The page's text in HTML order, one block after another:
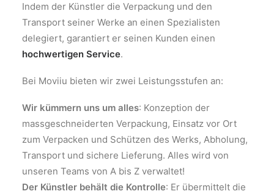
Indem der Künstler die Verpackung und den
Transport seiner Werke an einen Spezialisten
delegiert, garantiert er seinen Kunden einen
hochwertigen Service.
Bei Moviiu bieten wir zwei Leistungsstufen an:
Wir kümmern uns um alles: Konzeption der
massgeschneiderten Verpackung, Einsatz vor Ort
zum Verpacken und Schützen des Werks, Abholung,
Transport und sichere Lieferung. Alles wird von
unseren Teams von A bis Z verwaltet!
Der Künstler behält die Kontrolle: Er übermittelt die